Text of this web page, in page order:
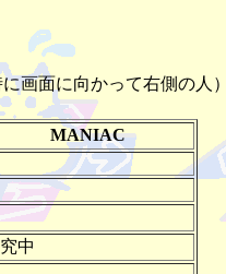
画面に向かって右側の人
MANIAC
中